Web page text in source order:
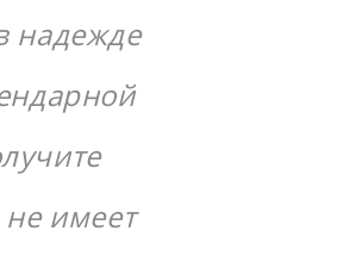
надежде
не имеет